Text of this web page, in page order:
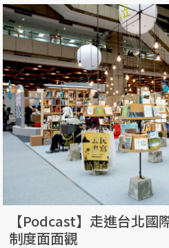
【Podcast】走進台北國
制度面面觀